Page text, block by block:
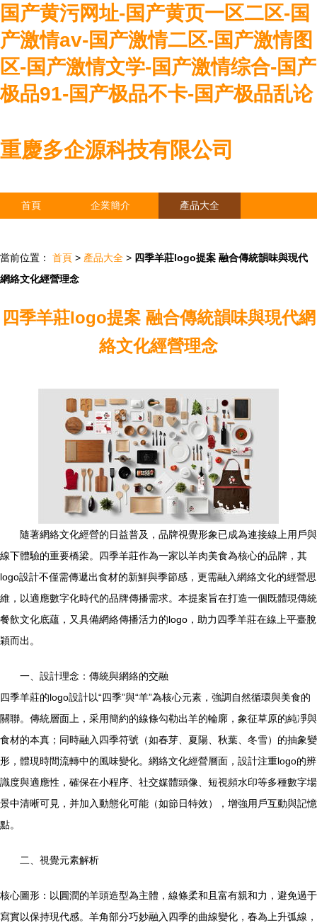
国产黄污网址-国产黄页一区二区-国
产激情av-国产激情二区-国产激情图
区-国产激情文学-国产激情综合-国产
极品91-国产极品不卡-国产极品乱论
重慶多企源科技有限公司
首頁 企業簡介 產品大全
當前位置： 首頁 > 產品大全 > 四季羊莊logo提案 融合傳統韻味與現代
網絡文化經營理念
四季羊莊logo提案 融合傳統韻味與現代網
絡文化經營理念
隨著網絡文化經營的日益普及，品牌視覺形象已成為連接線上用戶與
線下體驗的重要橋梁。四季羊莊作為一家以羊肉美食為核心的品牌，其
logo設計不僅需傳遞出食材的新鮮與季節感，更需融入網絡文化的經營思
維，以適應數字化時代的品牌傳播需求。本提案旨在打造一個既體現傳統
餐飲文化底蘊，又具備網絡傳播活力的logo，助力四季羊莊在線上平臺脫
穎而出。
一、設計理念：傳統與網絡的交融
四季羊莊的logo設計以“四季”與“羊”為核心元素，強調自然循環與美食的
關聯。傳統層面上，采用簡約的線條勾勒出羊的輪廓，象征草原的純凈與
食材的本真；同時融入四季符號（如春芽、夏陽、秋葉、冬雪）的抽象變
形，體現時間流轉中的風味變化。網絡文化經營層面，設計注重logo的辨
識度與適應性，確保在小程序、社交媒體頭像、短視頻水印等多種數字場
景中清晰可見，并加入動態化可能（如節日特效），增強用戶互動與記憶
點。
二、視覺元素解析
核心圖形：以圓潤的羊頭造型為主體，線條柔和且富有親和力，避免過于
寫實以保持現代感。羊角部分巧妙融入四季的曲線變化，春為上升弧線，